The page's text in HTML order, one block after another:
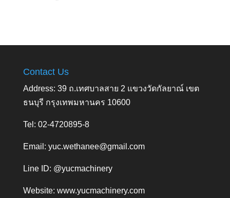
Contact Us
Address: 39 ถ.เทศบาลสาย 2 แขวงวัดกัลยาณ์ เขต
ธนบุรี กรุงเทพมหานคร 10600
Tel: 02-4720895-8
Email: yuc.wethanee@gmail.com
Line ID: @yucmachinery
Website: www.yucmachinery.com